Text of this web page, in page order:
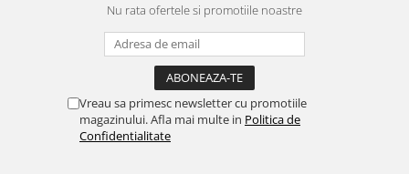
Nu rata ofertele si promotiile noastre
Vreau sa primesc newsletter cu promotiile
magazinului. Afla mai multe in Politica de
Confidentialitate